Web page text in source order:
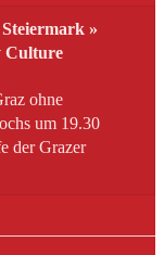
»
Culture
ohne
um 19.30
der Grazer